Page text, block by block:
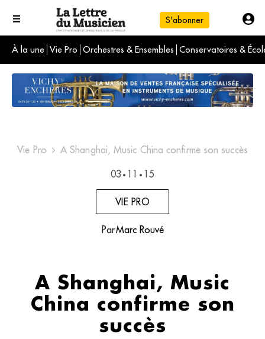
S'abonner
À la une Vie Pro Orchestres & Ensembles Conservatoires &
L'info du jour
Le numéro du mois
International
Vie Pro A Shanghai, Music China confirme son succès
03 • 11 • 15
VIE PRO
ParMarc Rouvé
A Shanghai, Music
China confirme son
succès